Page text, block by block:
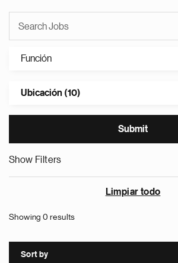
Función
Ubicación (10)
Show Filters
Limpiar todo
Showing 0 results
Sort by